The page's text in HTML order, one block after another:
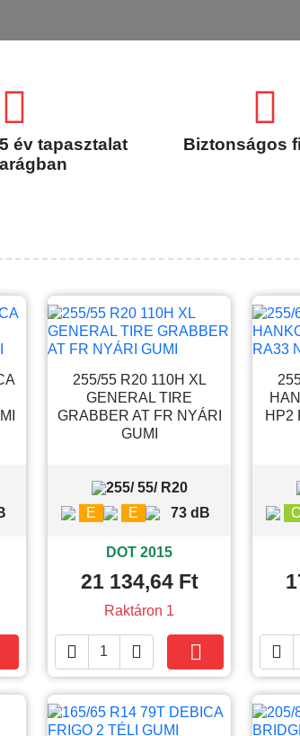
év tapasztalat
Biztonságos
255/55 R20 110H XL
GENERAL TIRE
GRABBER AT FR NYÁRI
GUMI
255/ 55/ R20
E
E 73 dB
DOT 2015
21 134,64 Ft
Raktáron 1
  
HP2
C
